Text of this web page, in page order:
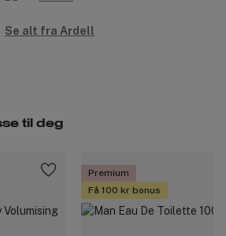
Se alt fra Ardell
til deg
Premium
Få 100 kr bonus